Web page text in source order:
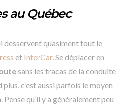
au Québec
desservent quasiment tout le
et InterCar. Se déplacer en
sans les tracas de la conduite
c’est aussi parfois le moyen
Pense qu’il y a généralement peu